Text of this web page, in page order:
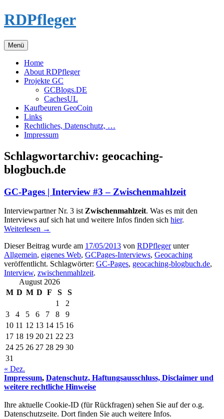
Zum
Inhalt
RDPfleger
Menü
Home
About RDPfleger
Projekte GC
GCBlogs.DE
CachesUL
Kaufbeuren GeoCoin
Links
Rechtliches, Datenschutz, …
Impressum
Schlagwortarchiv: geocaching-
blogbuch.de
GC-Pages | Interview #3 – Zwischenmahlzeit
Interviewpartner Nr. 3 istZwischenmahlzeit. Was es mit den
Interviews auf sich hat und weitere Infos finden sich hier.
Weiterlesen →
Dieser Beitrag wurde am 17/05/2013 von RDPflegerunter
Allgemein, eigenes Web, GCPages-Interviews, Geocaching
veröffentlicht. Schlagwörter: GC-Pages, geocaching-blogbuch.de,
Interview, zwischenmahlzeit.
August 2026
M D M D F S
S
1
2
3
4 5 6 7 8
9
10 11 12 13 14 15 16
17 18 19 20 21 22 23
24 25 26 27 28 29 30
31
« Dez.
Impressum, Datenschutz, Haftungsausschluss, Disclaimer und
weitere rechtliche Hinweise
Ihre aktuelle Cookie-ID (für Rückfragen) sehen Sie auf der o.g.
Datenschutzseite. Dort finden Sie auch weitere Infos.